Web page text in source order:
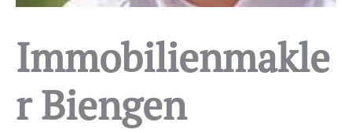
Immobilienmakle
r Biengen